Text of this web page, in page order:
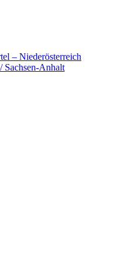
– Niederösterreich
Sachsen-Anhalt